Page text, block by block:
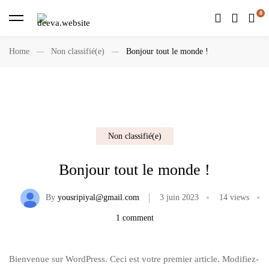
Home Non classifié(e) Bonjour tout le monde !
Non classifié(e)
Bonjour tout le monde !
Byyousripiyal@gmail.com 3 juin 2023 14 views
1 comment
Bienvenue sur WordPress. Ceci est votre premier article. Modifiez-